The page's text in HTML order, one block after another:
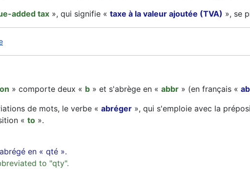
added tax », qui signifie « taxe à la valeur ajoutée (TVA) », se
» comporte deux « b » et s'abrège en « abbr » (en français «
de mots, le verbe « abréger », qui s'emploie avec la
« to ».
en « qté ».
to "qty".